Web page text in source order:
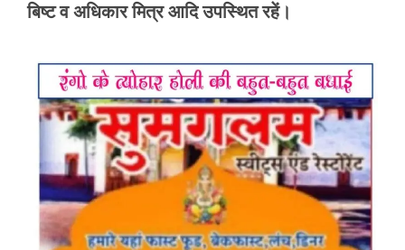
बिष्ट व अधिकार मित्र आदि उपस्थित रहें।